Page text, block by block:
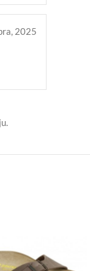
2025